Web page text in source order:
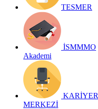
TESMER
İSMMMO
Akademi
KARİYER
MERKEZİ